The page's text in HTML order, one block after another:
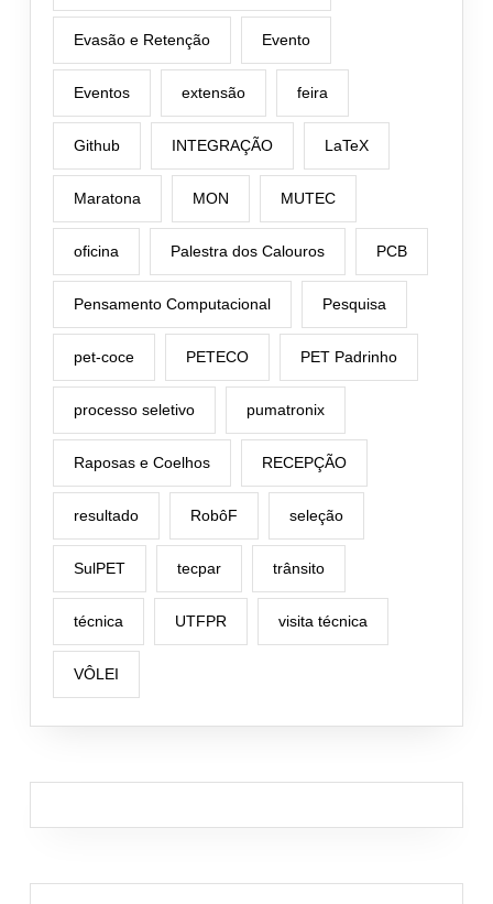
Evasão e Retenção Evento
Eventos extensão feira
Github INTEGRAÇÃO LaTeX
Maratona MON MUTEC
oficina Palestra dos Calouros PCB
Pensamento Computacional Pesquisa
pet-coce PETECO PET Padrinho
processo seletivo pumatronix
Raposas e Coelhos RECEPÇÃO
resultado RobôF seleção
SulPET tecpar trânsito
técnica UTFPR visita técnica
VÔLEI